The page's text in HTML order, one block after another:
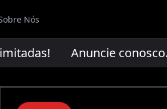
Nós
Anuncie conosco.